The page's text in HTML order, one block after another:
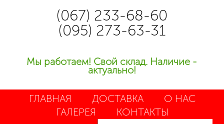
(067) 233-68-60
(095) 273-63-31
Мы работаем! Свой склад. Наличие -
актуально!
ГЛАВНАЯ ДОСТАВКА
О НАС
ГАЛЕРЕЯ
КОНТАКТЫ